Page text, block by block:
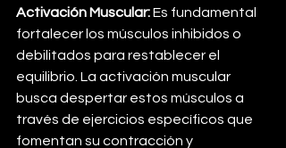
Activación Muscular: Es fundamental
fortalecer los músculos inhibidos o
debilitados para restablecer el
equilibrio. La activación muscular
busca despertar estos músculos a
través de ejercicios específicos que
fomentan su contracción y